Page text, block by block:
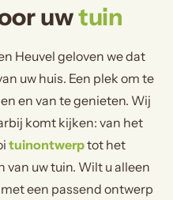
uwtuin
Heuvel geloven we dat
uw huis. Een plek om te
en van te genieten. Wij
komt kijken: van het
tuinontwerptot het
van uw tuin. Wilt u alleen
een passend ontwerp